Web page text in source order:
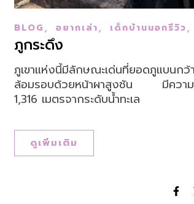
BLOG, อยากเล่า, เด็กบ้านนอกรีวิว,
ภูกระดึง
ภูเขาแห่งนี้มีลักษณะเด่นที่ยอดภูแบนก
ล้อมรอบด้วยหน้าผาสูงชัน มีความ
1,316 เมตรจากระดับน้ำทะเล
ดูเพิ่มเติม